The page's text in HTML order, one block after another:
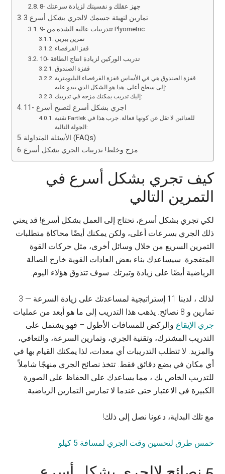
8- جهز عقلك و نفسيتك لزيادة سرعتك
3 تمارين لتهيئة جسمك لالجري بشكل أسرع
9- تتدريبات عالية الشده من Plyometric
تمرين بيربي
قفز القرفصاء
10- تدريب الوركين لزيادة انتاج الطاقة
قفزة الصندوق
قفزة الصندوق هي في الأساس قفزة القرفصاء البليومترية
إلى سطح أعلى. هذا هو الشكل الذي يبدو عليه:
إليك تدريب يمكنك مزجه في تدريبك:
11- اجري بشكل أسرع لتصبح أسرع
تقنية Fartlek للعدائين لا تقل عن كونها فعالة. جرب هذا في
الجولة التالية:
الأسئلة المتداولة (FAQs)
مزج وخلط! تدريبات الجري بشكل أسرع
كيف تجري بشكل أسرع في
التمرين التالي
لكي تجري بشكل أسرع، تحتاج إلى العمل بشكل أسرع! قد يعني
ذلك الجري بسرعات أعلى، ولكن يمكنك أيضًا محاكاة متطلبات
التمرين السريع من خلال وسائل أخرى، مثل حركات القوة
المتفجرة. سيساعدك بناء بعض العادات القوية خارج الصالة
الرياضية أيضًا على زيادة وتيرتك. سوف تتذوق هؤلاء اليوم.
لذلك ، لدينا 11 إستراتيجية لمساعدتك على زيادة السرعة — 3
تمارين و 8 نصائح. يذهب هذا التدريب إلى ما هو أبعد من عمليات
جري الإيقاع والركض للمسافات الأطول – فهو يشتمل على
التدريب المشترك، وتقنية الجري، وتمارين السرعة، والتعافي،
والمزيد. لا تتطلب التدريبات أي معدات، لذا يمكنك القيام بها في
أي مكان في بضع دقائق فقط. تتخذ نصائح الجري منهجًا شاملاً
للتدريب الخاص بك ، مما يساعدك على الحفاظ على الصورة
الكبيرة في الاعتبار حتى عندما لا تمارس التمارين الرياضية.
مع تلك البداية، دعونا نصل إلى ذلك!
خمس طرق لتحسين وقت الجري لمسافة 5 كيلو